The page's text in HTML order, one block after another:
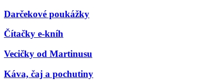
Darčekové poukážky
Čítačky e-kníh
Vecičky od Martinusu
Káva, čaj a pochutiny